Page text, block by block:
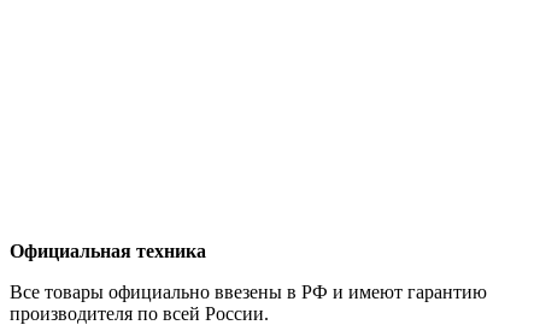
Официальная техника
Все товары официально ввезены в РФ и имеют гарантию
производителя по всей России.